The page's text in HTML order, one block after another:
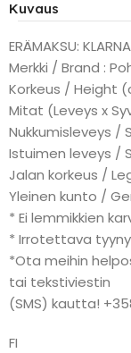
Kuvaus
ERÄMAKSU: KLARNA
Merkki / Brand :
Korkeus / Height
Mitat (Leveys x
Nukkumisleveys /
Istuimen leveys /
Jalan korkeus /
Yleinen kunto /
* Ei lemmikkien
* Irrotettava
*Ota meihin
tai tekstiviestin
(SMS) kautta!
FI